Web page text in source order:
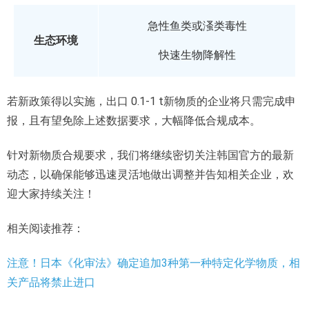
生态环境
急性鱼类或溞类毒性
快速生物降解性
若新政策得以实施，出口 0.1-1 t新物质的企业将只需完成申
报，且有望免除上述数据要求，大幅降低合规成本。
针对新物质合规要求，我们将继续密切关注韩国官方的最新
动态，以确保能够迅速灵活地做出调整并告知相关企业，欢
迎大家持续关注！
相关阅读推荐：
注意！日本《化审法》确定追加3种第一种特定化学物质，相
关产品将禁止进口